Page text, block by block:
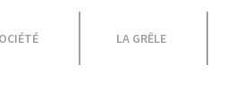
LA GRÊLE